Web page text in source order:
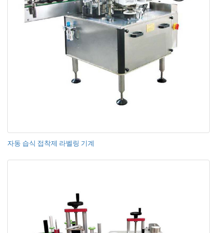
자동 습식 접착제 라벨링 기계